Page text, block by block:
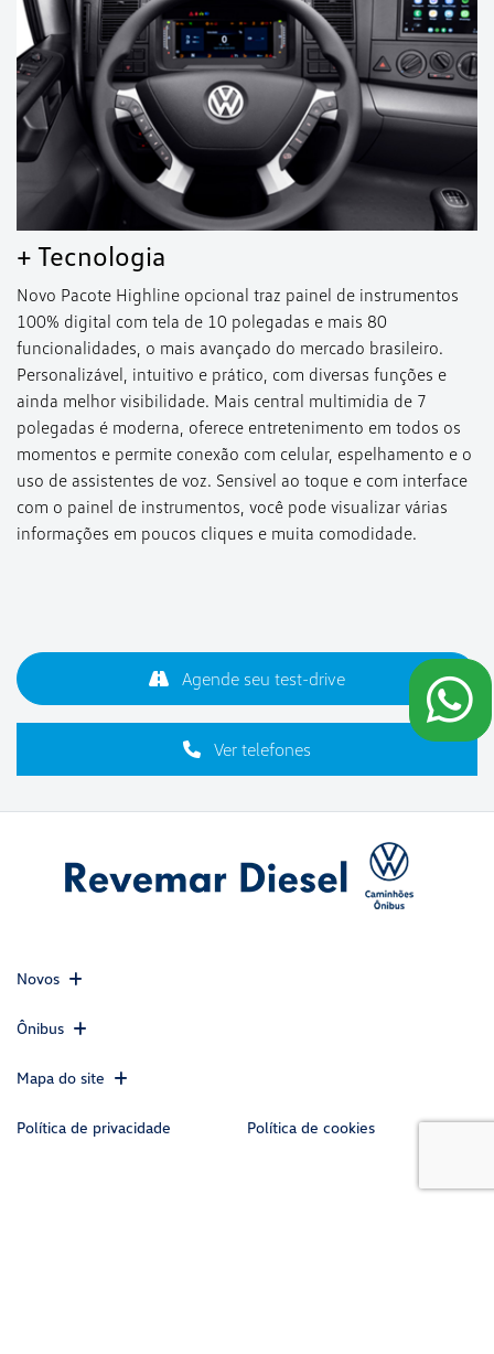
+ Tecnologia
Novo Pacote Highline opcional traz painel de instrumentos
100% digital com tela de 10 polegadas e mais 80
funcionalidades, o mais avançado do mercado brasileiro.
Personalizável, intuitivo e prático, com diversas funções e
ainda melhor visibilidade. Mais central multimídia de 7
polegadas é moderna, oferece entretenimento em todos os
momentos e permite conexão com celular, espelhamento e o
uso de assistentes de voz. Sensível ao toque e com interface
com o painel de instrumentos, você pode visualizar várias
informações em poucos cliques e muita comodidade.
Ver telefones
Agende seu test-drive
Novos
Ônibus
Mapa do site
Política de privacidade Política de cookies